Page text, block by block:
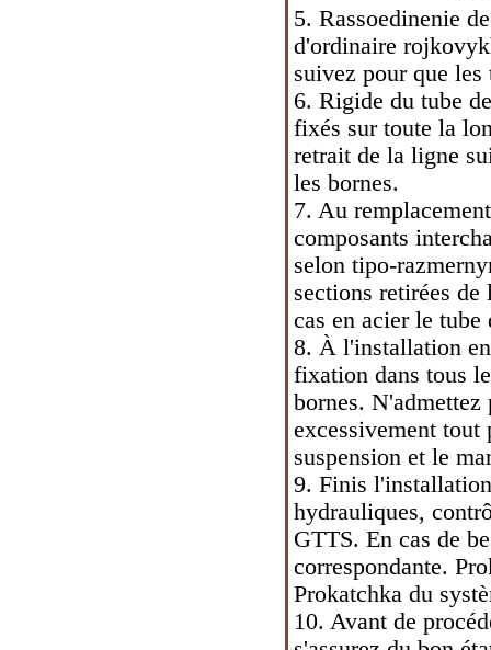
5. Rassoedinenie
d'ordinaire
suivez pour que les
6. Rigide du tube
fixés sur toute la
retrait de la ligne
les bornes.
7. Au
composants
selon tipo-
sections retirées
cas en acier le tube
8. À l'installation
fixation dans tous
bornes.
excessivement tout
suspension et le
9. Finis
hydrauliques,
GTTS. En cas de
correspondante.
Prokatchka du
10. Avant de